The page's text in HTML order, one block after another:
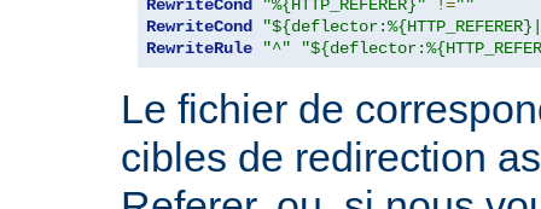
RewriteCond "%{HTTP_REFERER}" !=""
RewriteCond
RewriteRule
"^"
Le fichier de
cibles de redirection